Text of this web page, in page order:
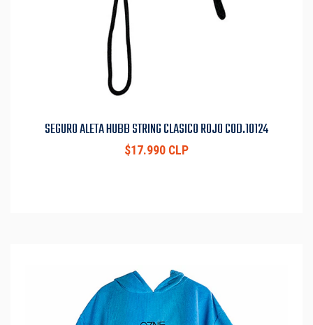
SEGURO ALETA HUBB STRING CLASICO ROJO COD.10124
$17.990 CLP